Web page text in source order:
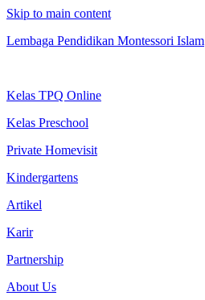
Skip to main content
Lembaga Pendidikan Montessori Islam
Kelas TPQ Online
Kelas Preschool
Private Homevisit
Kindergartens
Artikel
Karir
Partnership
About Us